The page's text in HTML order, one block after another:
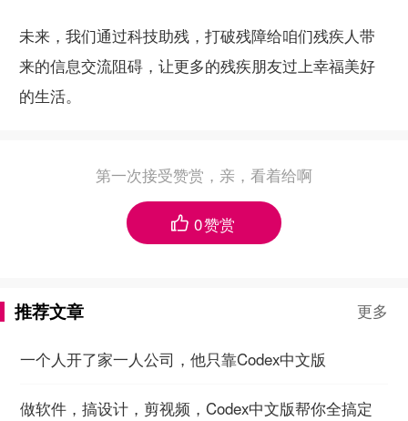
未来，我们通过科技助残，打破残障给咱们残疾人带
来的信息交流阻碍，让更多的残疾朋友过上幸福美好
的生活。
第一次接受赞赏，亲，看着给啊
 0赞赏
推荐文章 更多
一个人开了家一人公司，他只靠Codex中文版
做软件，搞设计，剪视频，Codex中文版帮你全搞定